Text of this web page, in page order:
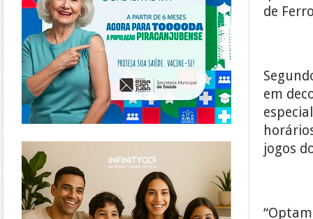
de
em
jogos
https://www.infinitygo.com.br/